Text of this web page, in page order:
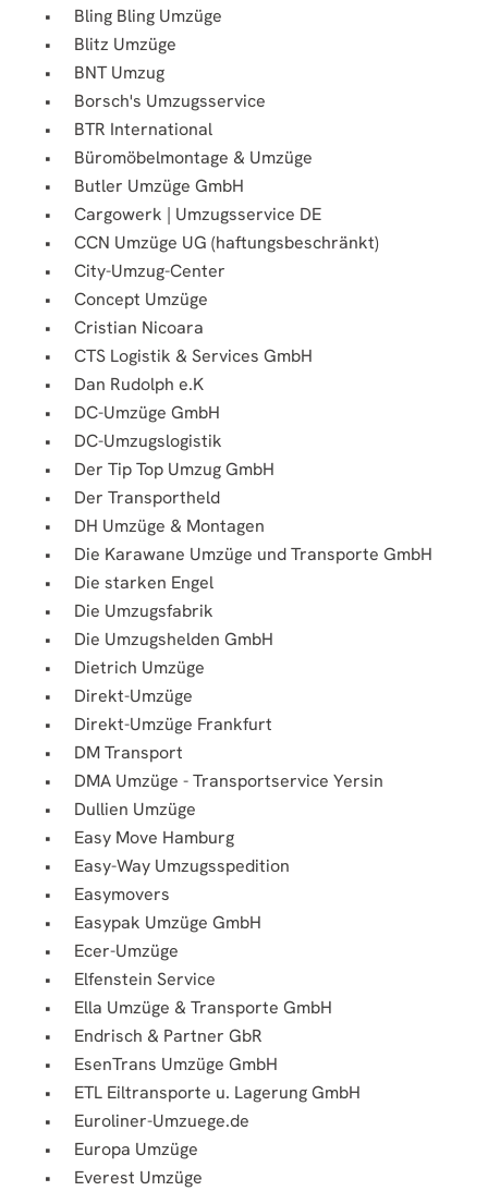
Bling Bling Umzüge
Blitz Umzüge
BNT Umzug
Borsch's Umzugsservice
BTR International
Büromöbelmontage & Umzüge
Butler Umzüge GmbH
Cargowerk | Umzugsservice DE
CCN Umzüge UG (haftungsbeschränkt)
City-Umzug-Center
Concept Umzüge
Cristian Nicoara
CTS Logistik & Services GmbH
Dan Rudolph e.K
DC-Umzüge GmbH
DC-Umzugslogistik
Der Tip Top Umzug GmbH
Der Transportheld
DH Umzüge & Montagen
Die Karawane Umzüge und Transporte GmbH
Die starken Engel
Die Umzugsfabrik
Die Umzugshelden GmbH
Dietrich Umzüge
Direkt-Umzüge
Direkt-Umzüge Frankfurt
DM Transport
DMA Umzüge - Transportservice Yersin
Dullien Umzüge
Easy Move Hamburg
Easy-Way Umzugsspedition
Easymovers
Easypak Umzüge GmbH
Ecer-Umzüge
Elfenstein Service
Ella Umzüge & Transporte GmbH
Endrisch & Partner GbR
EsenTrans Umzüge GmbH
ETL Eiltransporte u. Lagerung GmbH
Euroliner-Umzuege.de
Europa Umzüge
Everest Umzüge